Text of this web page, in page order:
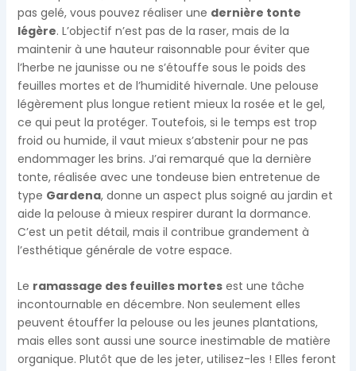
pas gelé, vous pouvez réaliser une dernière tonte
légère. L’objectif n’est pas de la raser, mais de la
maintenir à une hauteur raisonnable pour éviter que
l’herbe ne jaunisse ou ne s’étouffe sous le poids des
feuilles mortes et de l’humidité hivernale. Une pelouse
légèrement plus longue retient mieux la rosée et le gel,
ce qui peut la protéger. Toutefois, si le temps est trop
froid ou humide, il vaut mieux s’abstenir pour ne pas
endommager les brins. J’ai remarqué que la dernière
tonte, réalisée avec une tondeuse bien entretenue de
type Gardena, donne un aspect plus soigné au jardin et
aide la pelouse à mieux respirer durant la dormance.
C’est un petit détail, mais il contribue grandement à
l’esthétique générale de votre espace.
Le ramassage des feuilles mortesest une tâche
incontournable en décembre. Non seulement elles
peuvent étouffer la pelouse ou les jeunes plantations,
mais elles sont aussi une source inestimable de matière
organique. Plutôt que de les jeter, utilisez-les ! Elles feront